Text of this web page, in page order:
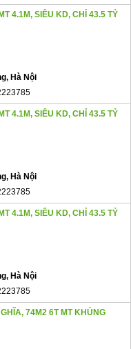
4.1M, SIÊU KD, CHỈ 43.5 TỶ
Hà Nội
4.1M, SIÊU KD, CHỈ 43.5 TỶ
Hà Nội
4.1M, SIÊU KD, CHỈ 43.5 TỶ
Hà Nội
74M2 6T MT KHỦNG